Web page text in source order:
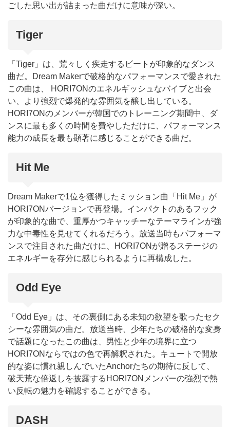
ごした思い出が詰まった曲だけに意味が深い。
Tiger
「Tiger」は、荒々しく疾走するビートが印象的なダンス
曲だ。Dream Makerで破格的なパフォーマンスで愛された
この曲は、 HORI7ONのエネルギッシュなバイブと出会
い、より強烈で爆発的な雰囲気を醸し出している。
HORI7ONのメンバーが韓国でのトレーニング期間中、ダ
ンスに最も多くの時間を費やしただけに、パフォーマンス
能力の成長を最も顕著に感じることができる曲だ。
Hit Me
Dream Makerで1位を獲得したミッション曲「Hit Me」が
HORI7ONバージョンで再登場。インパクトのあるフック
が印象的な曲で、重厚かつキャッチーなテーマラインが強
力な中毒性を見せてくれるだろう。放送当時もパフォーマ
ンスで注目された曲だけに、HORI7ONが贈るステージの
エネルギーを存分に感じられるように再構成した。
Odd Eye
「Odd Eye」は、その裏側にある未知の欲望を歌ったセク
シーな雰囲気の曲だ。放送当時、少年たちの破格的な変身
で話題になったこの曲は、男性と少年の境界に立つ
HORI7ONならではの色で再解釈された。キュートで開放
的な姿に慣れ親しんでいたAnchorたちの期待に反して、
破天荒な倍返しを披露するHORI7ONメンバーの強烈で熱
い反転の魅力を確認することができる。
DASH